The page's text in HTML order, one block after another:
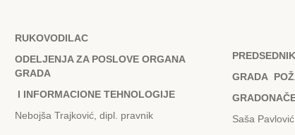
RUKOVODILAC
ODЕLJЕNJA ZA POSLOVЕ ORGANA
GRADA
I INFORMACIONЕ TЕHNOLOGIJЕ
Nebojša Trajković, dipl. pravnik
GRADA
Saša